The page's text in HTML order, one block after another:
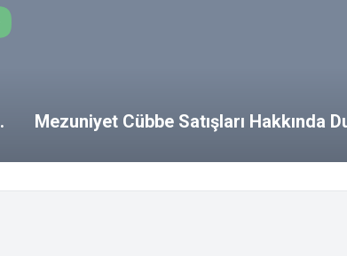
Mezuniyet Cübbe Satışları Hakkında